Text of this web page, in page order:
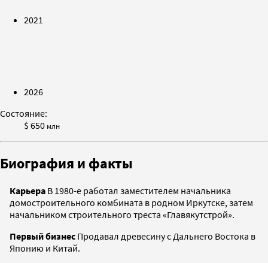
2021
2026
Состояние:
$ 650 млн
Биография и факты
Карьера В 1980-е работал заместителем начальника
домостроительного комбината в родном Иркутске, затем
начальником строительного треста «Главякутстрой».
Первый бизнес Продавал древесину с Дальнего Востока в
Японию и Китай.